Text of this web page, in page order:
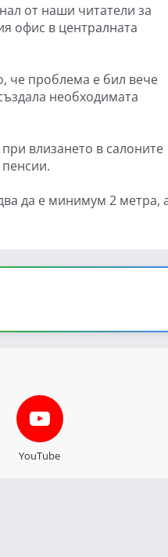
от наши читатели за
офис в централната
че проблема е бил вече
необходимата
влизането в салоните
да е минимум 2 метра,
YouTube